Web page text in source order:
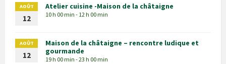
AOÛT
12
Atelier cuisine -Maison de la châtaigne
10 h 00 min - 12 h 00 min
AOÛT
12
Maison de la châtaigne – rencontre ludique et
gourmande
19 h 00 min - 23 h 00 min